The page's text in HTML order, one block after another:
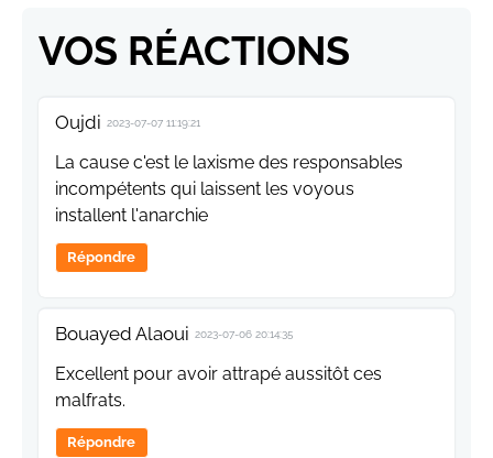
VOS RÉACTIONS
Oujdi 2023-07-07 11:19:21
La cause c'est le laxisme des responsables
incompétents qui laissent les voyous
installent l'anarchie
Répondre
Bouayed Alaoui 2023-07-06 20:14:35
Excellent pour avoir attrapé aussitôt ces
malfrats.
Répondre